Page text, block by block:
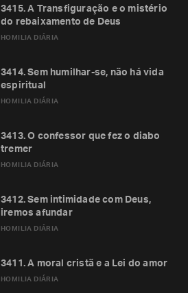
HOMILIA DIÁRIA
3415. A Transfiguração e o mistério
do rebaixamento de Deus
HOMILIA DIÁRIA
3414. Sem humilhar-se, não há vida
espiritual
HOMILIA DIÁRIA
3413. O confessor que fez o diabo
tremer
HOMILIA DIÁRIA
3412. Sem intimidade com Deus,
iremos afundar
HOMILIA DIÁRIA
3411. A moral cristã e a Lei do amor